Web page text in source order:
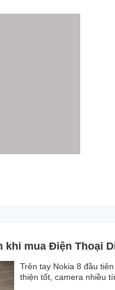
khi mua Điện Thoại
Trên tay Nokia 8 đầu
thiện tốt, camera nhiều